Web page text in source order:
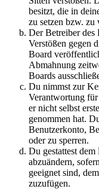
besitzt, die in
zu setzen bzw. zu
Der Betreiber des
Verstößen gegen
Board
Abmahnung
Boards
Du nimmst zur
Verantwortung
er nicht selbst
genommen hat.
Benutzerkonto,
oder zu sperren.
Du gestattest
abzuändern,
geeignet sind,
zuzufügen.